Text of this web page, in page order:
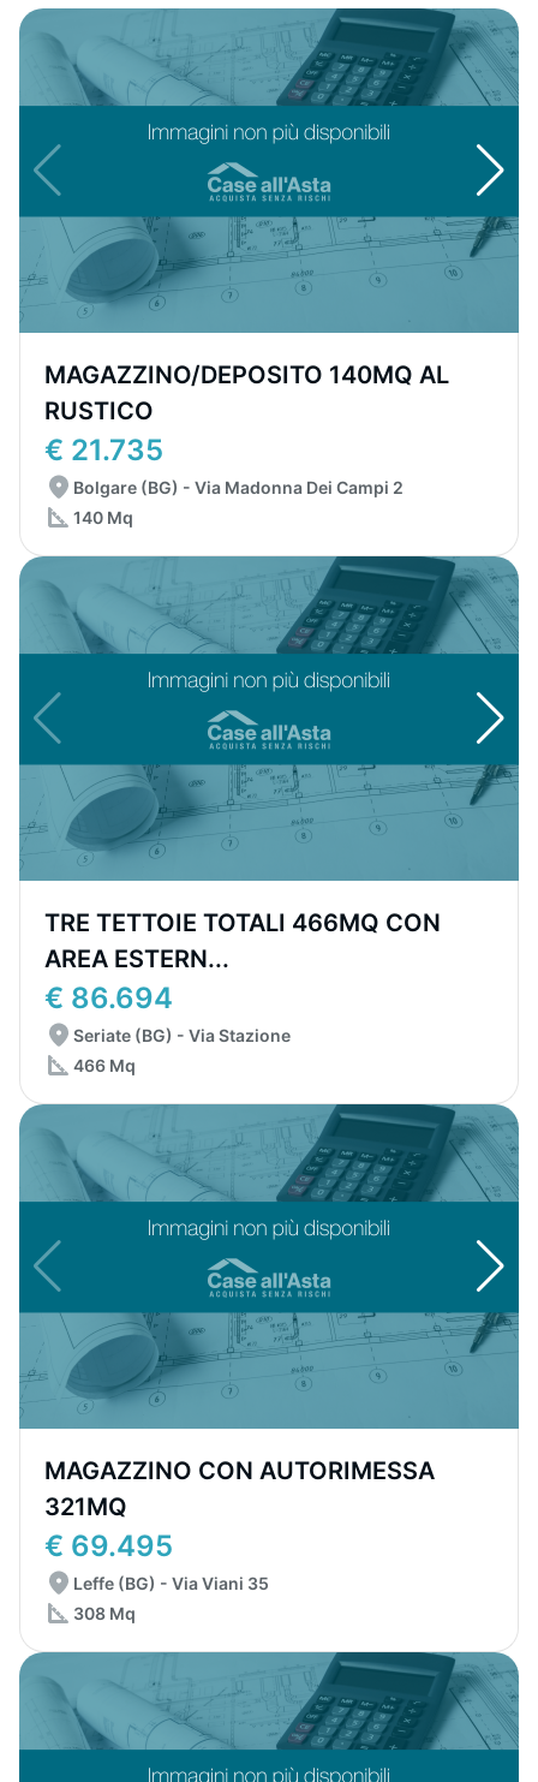
MAGAZZINO/DEPOSITO 140MQ AL
RUSTICO
€ 21.735
Bolgare (BG) - Via Madonna Dei Campi 2
140 Mq
TRE TETTOIE TOTALI 466MQ CON
AREA ESTERN...
€ 86.694
Seriate (BG) - Via Stazione
466 Mq
MAGAZZINO CON AUTORIMESSA
321MQ
€ 69.495
Leffe (BG) - Via Viani 35
308 Mq